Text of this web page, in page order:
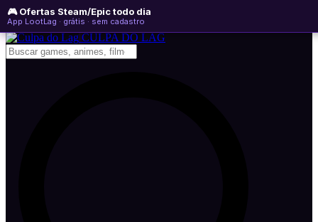
🎮 Ofertas Steam/Epic todo dia
App LootLag · grátis · sem cadastro
domingo, 09 de agosto de 2026 WhatsApp
Newsletter
CULPA DO LAG